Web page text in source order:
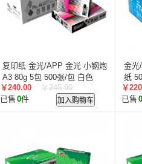
复印纸 金光/APP 金光 小钢炮
A3 80g 5包 500张/包 白色
￥240.00
￥245.00
已售 0件 加入购物车
金光
纸
￥
已售 0